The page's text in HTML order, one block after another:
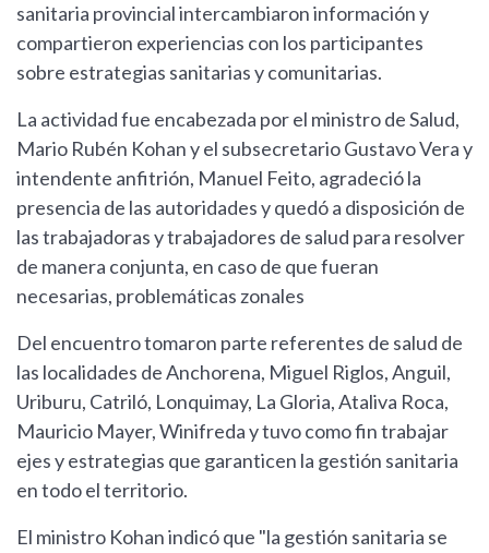
sanitaria provincial intercambiaron información y
compartieron experiencias con los participantes
sobre estrategias sanitarias y comunitarias.
La actividad fue encabezada por el ministro de Salud,
Mario Rubén Kohan y el subsecretario Gustavo Vera y
intendente anfitrión, Manuel Feito, agradeció la
presencia de las autoridades y quedó a disposición de
las trabajadoras y trabajadores de salud para resolver
de manera conjunta, en caso de que fueran
necesarias, problemáticas zonales
Del encuentro tomaron parte referentes de salud de
las localidades de Anchorena, Miguel Riglos, Anguil,
Uriburu, Catriló, Lonquimay, La Gloria, Ataliva Roca,
Mauricio Mayer, Winifreda y tuvo como fin trabajar
ejes y estrategias que garanticen la gestión sanitaria
en todo el territorio.
El ministro Kohan indicó que "la gestión sanitaria se